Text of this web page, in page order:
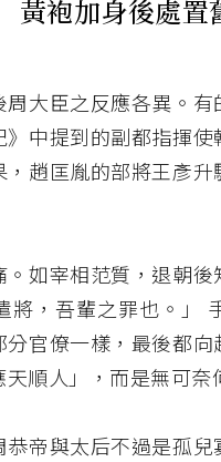
黃袍加身後處置
周大臣之反應各異。
》中提到的副都指揮
趙匡胤的部將王彥
如宰相范質，退朝
將，吾輩之罪也。」
官僚一樣，最後都
順人」，而是無可奈
帝與太后不過是孤